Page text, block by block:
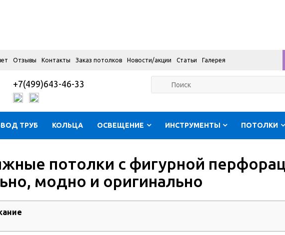
Отзывы Контакты Заказ потолков Новости/акции Статьи Галерея
+7(499)643-46-33
ТРУБ КОЛЬЦА ОСВЕЩЕНИЕ ИНСТРУМЕНТЫ ПОТОЛКИ
потолки с фигурной
модно и оригинально